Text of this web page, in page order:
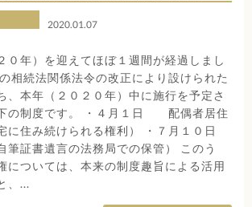
2020.01.07
０年）を迎えてほぼ１週間が経過しまし
相続法関係法令の改正により設けられた
、本年（２０２０年）中に施行を予定さ
の制度です。 ・４月１日 配偶者居住
に住み続けられる権利） ・７月１０日
筆証書遺言の法務局での保管） このう
については、本来の制度趣旨による活用
、...